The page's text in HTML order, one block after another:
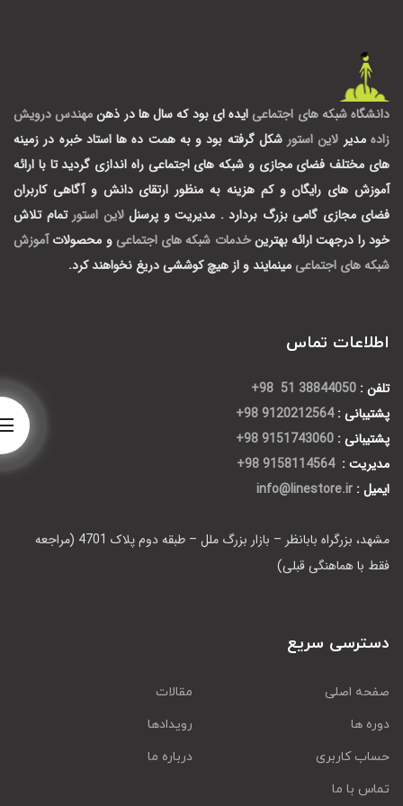
دانشگاه شبکه های اجتماعی ایده ای بود که سال ها در ذهنمهندس درویش
زاده مدیر لاین استور شکل گرفته بود و به همت ده ها استاد خبره در زمینه
های مختلف فضای مجازی و شبکه های اجتماعی راه اندازی گردید تا با ارائه
آموزش های رایگان و کم هزینه به منظور ارتقای دانش و آگاهی کاربران
فضای مجازی گامی بزرگ بردارد . مدیریت و پرسنللاین استور تمام تلاش
خود را درجهت ارائه بهترینخدمات شبکه های اجتماعی و محصولات آموزش
شبکه های اجتماعی مینمایند و از هیچ کوششی دریغ نخواهند کرد.
اطلاعات تماس
تلفن : 38844050 51 98+
پشتیبانی : 9120212564 98+
پشتیبانی : 9151743060 98+
مدیریت : 9158114564 98+
ایمیل : info@linestore.ir
مشهد، بزرگراه بابانظر – بازار بزرگ ملل – طبقه دوم پلاک 4701 (مراجعه
فقط با هماهنگی قبلی)
دسترسی سریع
صفحه اصلی
مقالات
دوره ها
رویدادها
حساب کاربری
درباره ما
تماس با ما